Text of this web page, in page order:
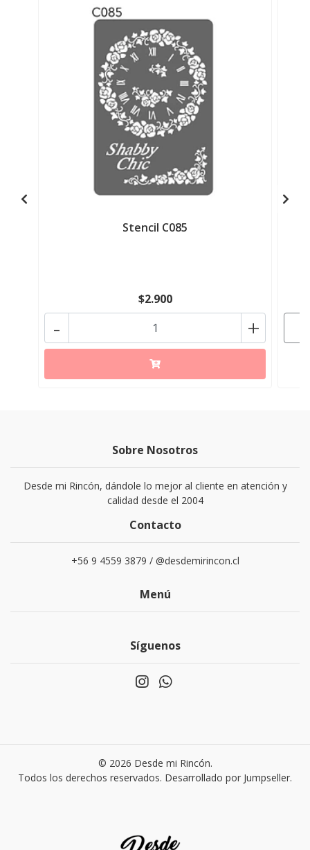
Stencil C085
$2.900
+
-
Sobre Nosotros
Desde mi Rincón, dándole lo mejor al cliente en atención y
calidad desde el 2004
Contacto
+56 9 4559 3879 / @desdemirincon.cl
Menú
Síguenos
© 2026 Desde mi Rincón.
Todos los derechos reservados. Desarrollado por Jumpseller.